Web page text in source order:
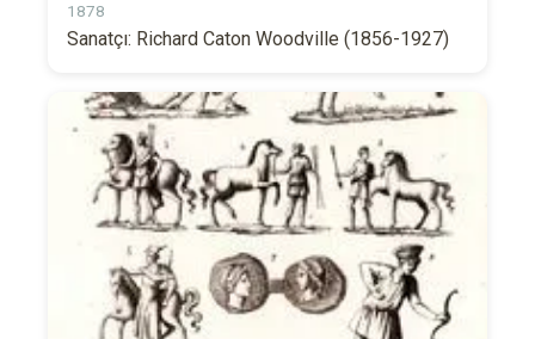
1878
Sanatçı: Richard Caton Woodville (1856-1927)